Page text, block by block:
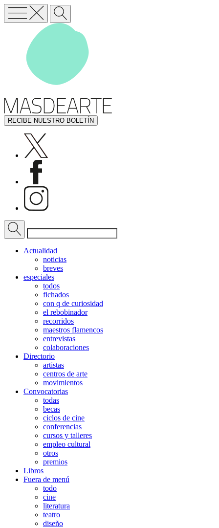
RECIBE NUESTRO BOLETÍN
Actualidad
noticias
breves
especiales
todos
fichados
con q de curiosidad
el rebobinador
recorridos
maestros flamencos
entrevistas
colaboraciones
Directorio
artistas
centros de arte
movimientos
Convocatorias
todas
becas
ciclos de cine
conferencias
cursos y talleres
empleo cultural
otros
premios
Libros
Fuera de menú
todo
cine
literatura
teatro
diseño